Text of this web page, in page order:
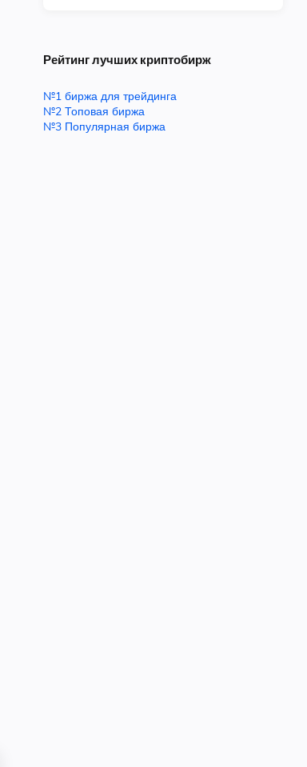
Рейтинг лучших криптобирж
№1 биржа для трейдинга
№2 Топовая биржа
№3 Популярная биржа